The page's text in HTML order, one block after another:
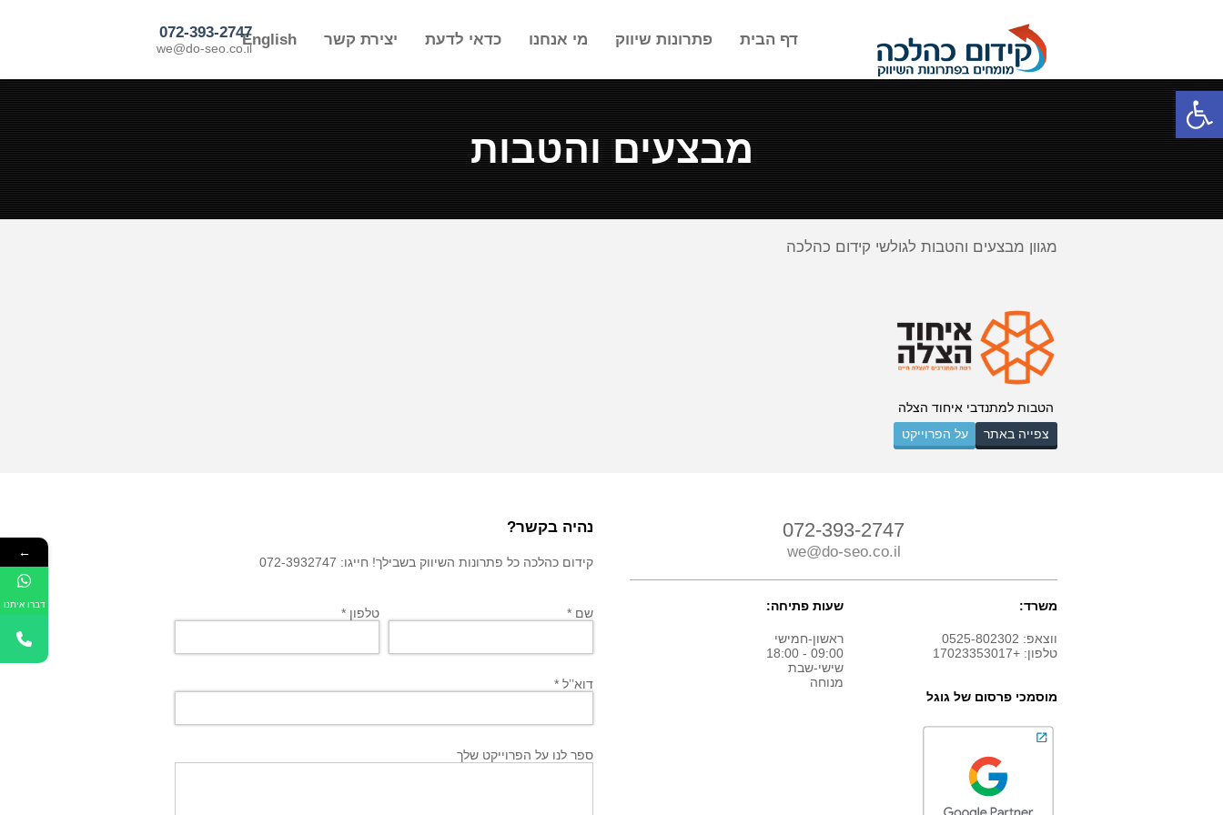
פתח סרגל נגישות
דף הבית פתרונות שיווק מי אנחנו כדאי לדעת יצירת קשר English
072-393-2747
we@do-seo.co.il
מבצעים והטבות
מגוון מבצעים והטבות לגולשי קידום כהלכה
הטבות למתנדבי איחוד הצלה
צפייה באתר
על הפרוייקט
072-393-2747
we@do-seo.co.il
משרד:
ווצאפ: 0525-802302
טלפון: +17023353017
שעות פתיחה:
ראשון-חמישי
09:00 - 18:00
שישי-שבת
מנוחה
מוסמכי פרסום של גוגל
נהיה בקשר?
קידום כהלכה כל פתרונות השיווק בשבילך! חייגו: 072-3932747
שם * טלפון *
דוא’’ל *
ספר לנו על הפרוייקט שלך
←
דברו איתנו